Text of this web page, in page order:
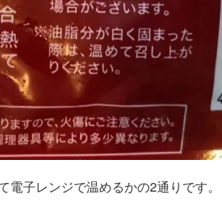
子レンジで温めるかの2通りです。